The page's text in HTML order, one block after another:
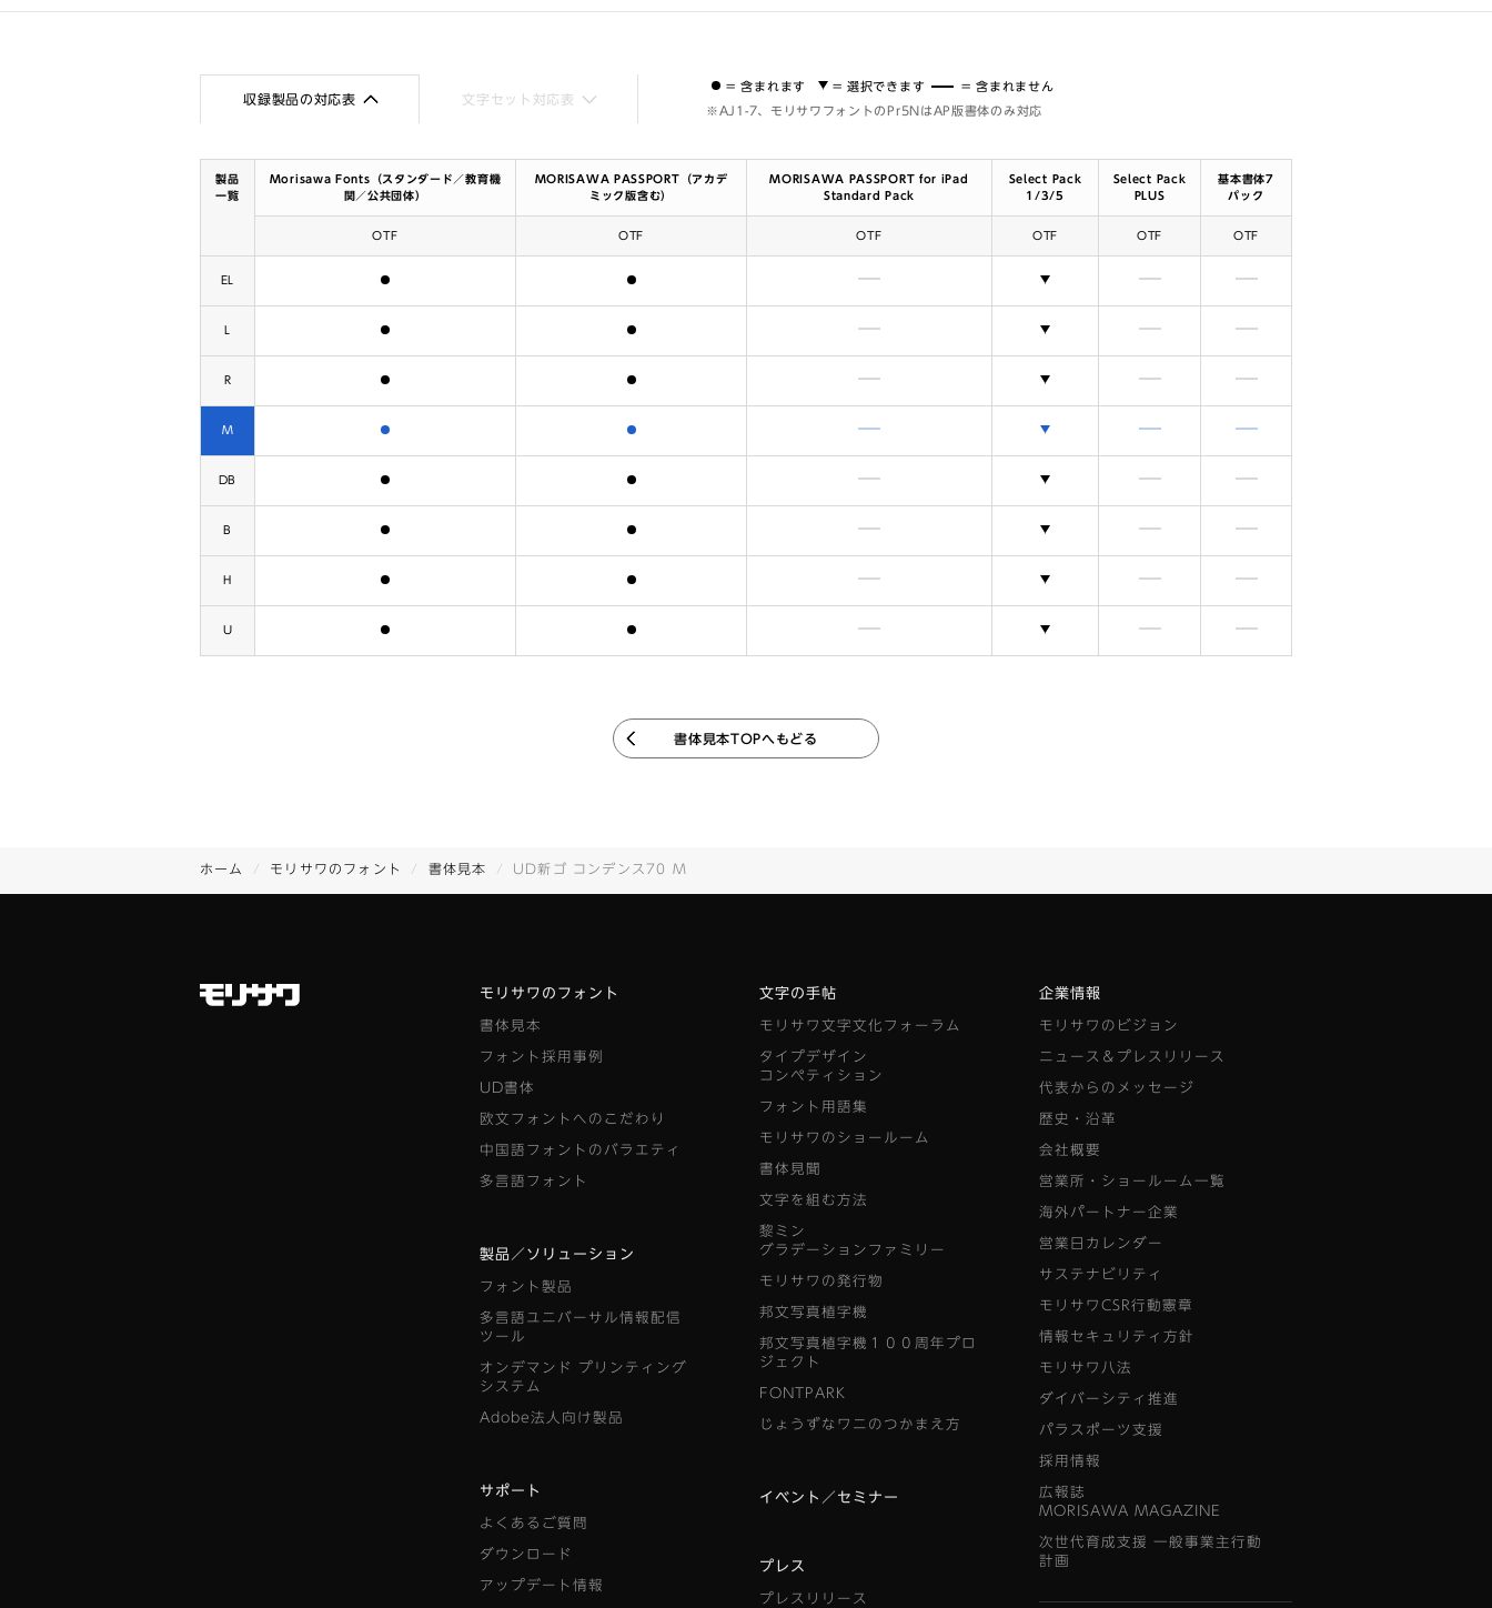
収録製品の対応表 文字セット対応表
= 含まれます = 選択できます
= 含まれません
※AJ1-7、モリサワフォントのPr5NはAP版書体のみ対応
製品
一覧
Morisawa Fonts（スタンダード／教育機
関／公共団体）
MORISAWA PASSPORT（アカデ
ミック版含む）
MORISAWA PASSPORT for iPad
Standard Pack
Select Pack
1/3/5
Select Pack
PLUS
基本書体7
パック
OTF OTF OTF OTF OTF OTF
EL 含まれます 含まれません 含まれません
含まれます 含まれません 含まれません
R 含まれます 含まれません 含まれません
M 含まれます 含まれません 含まれません
DB 含まれます 含まれません 含まれません
B 含まれます 含まれません 含まれません
H 含まれます 含まれません 含まれません
U 含まれます 含まれません 含まれません
書体見本TOPへもどる
ホーム モリサワのフォント 書体見本 UD新ゴ コンデンス70 M
モリサワのフォント
書体見本
フォント採用事例
UD書体
欧文フォントへのこだわり
中国語フォントのバラエティ
多言語フォント
製品／ソリューション
フォント製品
多言語ユニバーサル情報配信
ツール
オンデマンド プリンティング
システム
Adobe法人向け製品
サポート
よくあるご質問
ダウンロード
アップデート情報
文字の手帖
モリサワ文字文化フォーラム
タイプデザイン
コンペティション
フォント用語集
モリサワのショールーム
書体見聞
文字を組む方法
黎ミン
グラデーションファミリー
モリサワの発行物
邦文写真植字機
邦文写真植字機１００周年プロ
ジェクト
FONTPARK
じょうずなワニのつかまえ方
イベント／セミナー
プレス
プレスリリース
企業情報
モリサワのビジョン
ニュース＆プレスリリース
代表からのメッセージ
歴史・沿革
会社概要
営業所・ショールーム一覧
海外パートナー企業
営業日カレンダー
サステナビリティ
モリサワCSR行動憲章
情報セキュリティ方針
モリサワ八法
ダイバーシティ推進
パラスポーツ支援
採用情報
広報誌
MORISAWA MAGAZINE
次世代育成支援 一般事業主行動
計画